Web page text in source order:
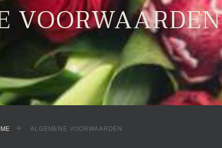
VOORWAARDEN
ALGEMENE VOORWAARDEN